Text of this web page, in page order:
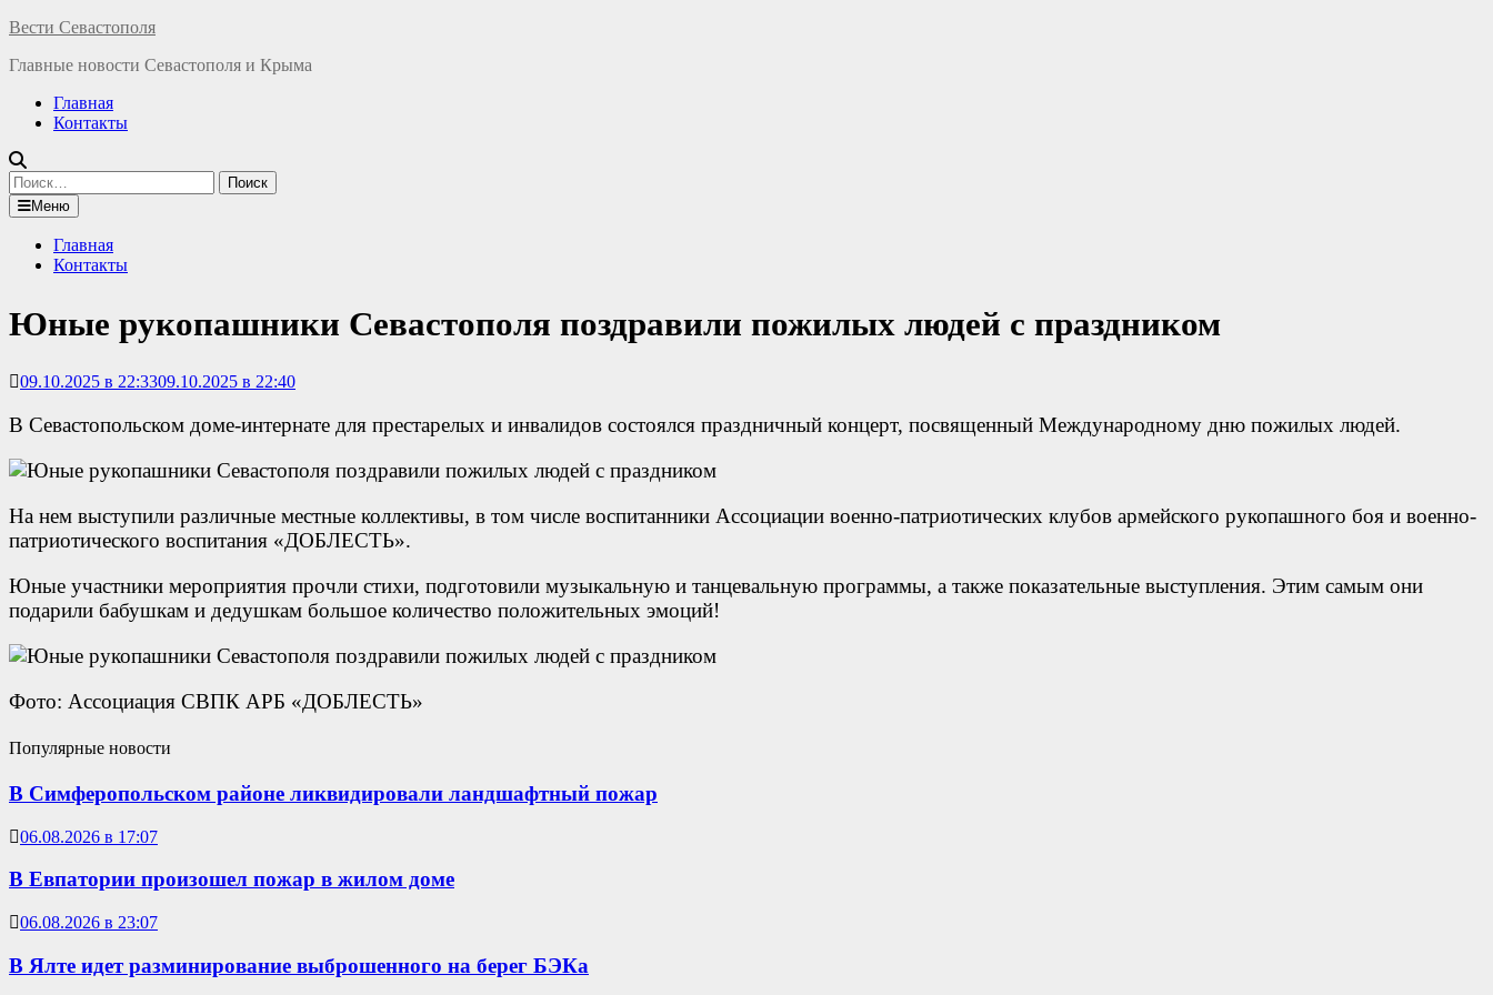
Перейти
содержимому
Вести Севастополя
Главные новости Севастополя и Крыма
Главная
Контакты
Найти:
Меню
Главная
Контакты
Юные рукопашники Севастополя поздравили пожилых людей с праздником
09.10.2025 в 22:3309.10.2025 в 22:40
В Севастопольском доме-интернате для престарелых и инвалидов состоялся праздничный концерт, посвященный Международному дню пожилых людей.
На нем выступили различные местные коллективы, в том числе воспитанники Ассоциации военно-патриотических клубов армейского рукопашного боя и военно-
патриотического воспитания «ДОБЛЕСТЬ».
Юные участники мероприятия прочли стихи, подготовили музыкальную и танцевальную программы, а также показательные выступления. Этим самым они
подарили бабушкам и дедушкам большое количество положительных эмоций!
Фото: Ассоциация СВПК АРБ «ДОБЛЕСТЬ»
Популярные новости
В Симферопольском районе ликвидировали ландшафтный пожар
06.08.2026 в 17:07
В Евпатории произошел пожар в жилом доме
06.08.2026 в 23:07
В Ялте идет разминирование выброшенного на берег БЭКа